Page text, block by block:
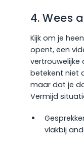
4. Wees
Kijk om je
opent, een
vertrouwelijke
betekent niet
maar dat je
Vermijd
vlakbij